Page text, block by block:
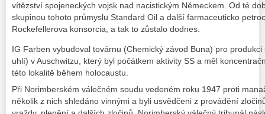
vítězství spojeneckých vojsk nad nacistickým Německem. Od té
skupinou tohoto průmyslu Standard Oil a další farmaceuticko
Rockefellerova konsorcia, a tak to zůstalo dodnes.
IG Farben vybudoval továrnu (Chemický závod Buna) pro
uhlí) v Auschwitzu, který byl počátkem aktivity SS a měl
této lokalitě během holocaustu.
Při Norimberském válečném soudu vedeném roku 1947 proti
několik z nich shledáno vinnými a byli usvědčeni z provádění